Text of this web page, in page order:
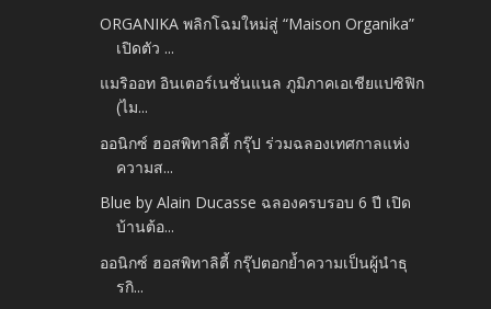
ORGANIKA พลิกโฉมใหม่สู่ “Maison Organika”
เปิดตัว ...
แมริออท อินเตอร์เนชั่นแนล ภูมิภาคเอเชียแปซิฟิก
(ไม...
ออนิกซ์ ฮอสพิทาลิตี้ กรุ๊ป ร่วมฉลองเทศกาลแห่ง
ความส...
Blue by Alain Ducasse ฉลองครบรอบ 6 ปี​ เปิด
บ้านต้อ...
ออนิกซ์ ฮอสพิทาลิตี้ กรุ๊ปตอกย้ำความเป็นผู้นำธุ
รกิ...